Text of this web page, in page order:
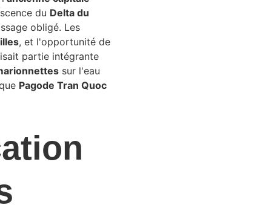
du Delta du
obligé. Les
, et l'opportunité de
partie intégrante
sur l'eau
Pagode Tran Quoc